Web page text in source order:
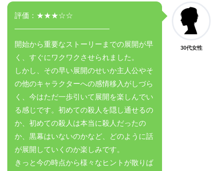
評価：★★★☆☆
—————————————
開始から重要なストーリーまでの展開が早
く、すぐにワクワクさせられました。
しかし、その早い展開のせいか主人公やそ
の他のキャラクターへの感情移入がしづら
く、今はただ一歩引いて展開を楽しんでい
る感じです。初めての殺人を隠し通せるの
か、初めての殺人は本当に殺人だったの
か、黒幕はいないのかなど、どのように話
が展開していくのか楽しみです。
きっと今の時点から様々なヒントが散りば
30代女性